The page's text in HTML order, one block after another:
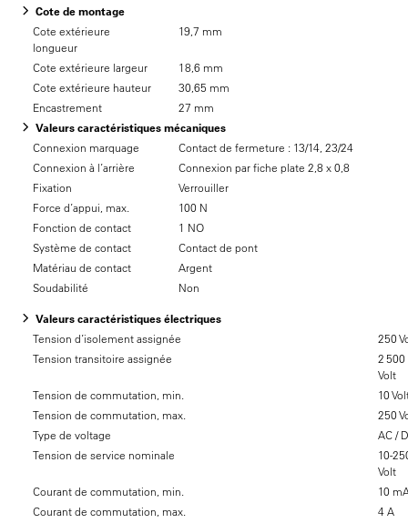
Cote de montage
Cote extérieure
longueur
19,7 mm
Cote extérieure largeur
18,6 mm
Cote extérieure hauteur
30,65 mm
Encastrement
27 mm
Valeurs caractéristiques mécaniques
Connexion marquage
Contact de fermeture : 13/14, 23/24
Connexion à l’arrière
Connexion par fiche plate 2,8 x 0,8
Fixation
Verrouiller
Force d’appui, max.
100 N
Fonction de contact
1 NO
Système de contact
Contact de pont
Matériau de contact
Argent
Soudabilité
Non
Valeurs caractéristiques électriques
Tension d’isolement assignée
250
Tension transitoire assignée
2 500
Volt
Tension de commutation, min.
10
Tension de commutation, max.
250
Type de voltage
AC /
Tension de service nominale
10-
Volt
Courant de commutation, min.
10
Courant de commutation, max.
4 A